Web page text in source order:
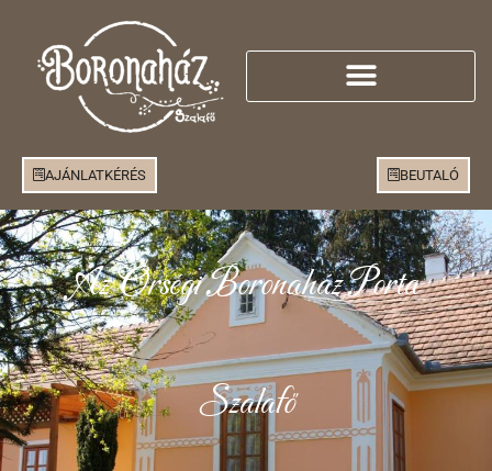
AJÁNLATKÉRÉS BEUTALÓ
Az Őrségi Boronaház Porta
Szalafő